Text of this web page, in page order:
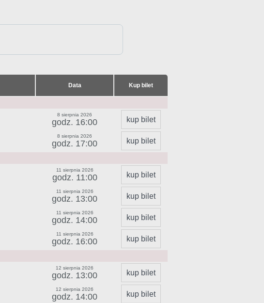
Data Kup bilet
8 sierpnia 2026
godz. 16:00 kup bilet
8 sierpnia 2026
godz. 17:00 kup bilet
11 sierpnia 2026
godz. 11:00 kup bilet
11 sierpnia 2026
godz. 13:00 kup bilet
11 sierpnia 2026
godz. 14:00 kup bilet
11 sierpnia 2026
godz. 16:00 kup bilet
12 sierpnia 2026
godz. 13:00 kup bilet
12 sierpnia 2026
godz. 14:00 kup bilet